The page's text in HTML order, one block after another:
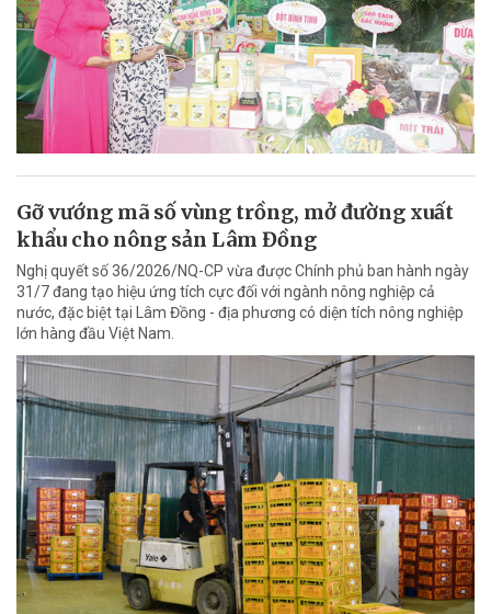
Gỡ vướng mã số vùng trồng, mở đường xuất
khẩu cho nông sản Lâm Đồng
Nghị quyết số 36/2026/NQ-CP vừa được Chính phủ ban hành ngày
31/7 đang tạo hiệu ứng tích cực đối với ngành nông nghiệp cả
nước, đặc biệt tại Lâm Đồng - địa phương có diện tích nông nghiệp
lớn hàng đầu Việt Nam.